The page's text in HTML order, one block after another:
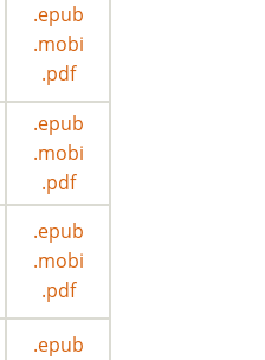
.epub
.mobi
.pdf
.epub
.mobi
.pdf
.epub
.mobi
.pdf
.epub